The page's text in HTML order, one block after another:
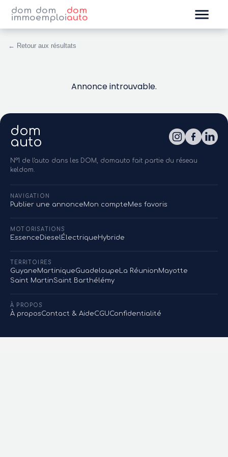
dom
immo
dom
emploi
dom
auto
← Retour aux résultats
Annonce introuvable.
dom
auto
N°1 de l'auto dans les DOM, domauto fait partie du réseau
keldom.
NAVIGATION
Publier une annonceMon compteMes favoris
MOTORISATIONS
Essence DieselÉlectriqueHybride
TERRITOIRES
GuyaneMartiniqueGuadeloupe La RéunionMayotte
Saint MartinSaint Barthélémy
À PROPOS
À proposContact & AideCGUConfidentialité